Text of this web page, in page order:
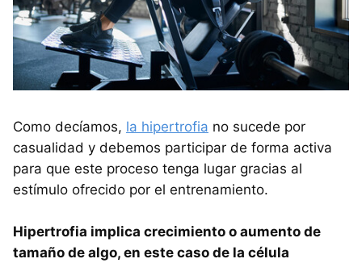
Como decíamos, la hipertrofia no sucede por
casualidad y debemos participar de forma activa
para que este proceso tenga lugar gracias al
estímulo ofrecido por el entrenamiento.
Hipertrofia implica crecimiento o aumento de
tamaño de algo, en este caso de la célula